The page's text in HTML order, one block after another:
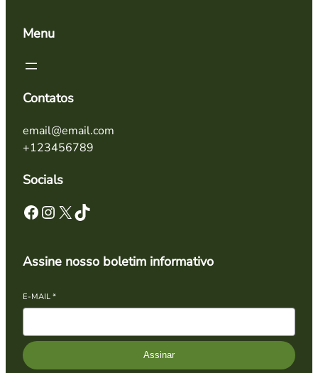
Menu
Contatos
email@email.com
+123456789
Socials
Facebook Instagram X TikTok
Assine nosso boletim informativo
E-MAIL *
Assinar